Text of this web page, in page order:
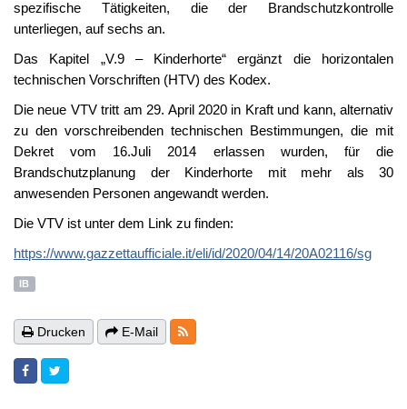
spezifische Tätigkeiten, die der Brandschutzkontrolle
unterliegen, auf sechs an.
Das Kapitel „V.9 – Kinderhorte“ ergänzt die horizontalen
technischen Vorschriften (HTV) des Kodex.
Die neue VTV tritt am 29. April 2020 in Kraft und kann, alternativ
zu den vorschreibenden technischen Bestimmungen, die mit
Dekret vom 16.Juli 2014 erlassen wurden, für die
Brandschutzplanung der Kinderhorte mit mehr als 30
anwesenden Personen angewandt werden.
Die VTV ist unter dem Link zu finden:
https://www.gazzettaufficiale.it/eli/id/2020/04/14/20A02116/sg
IB
Drucken E-Mail RSS-Feeds